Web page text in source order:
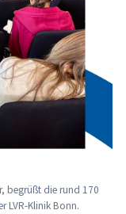
begrüßt die rund 170
LVR-Klinik Bonn.